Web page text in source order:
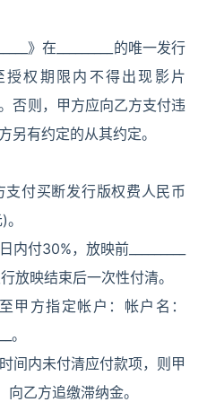
》在_________的唯一发行
权期限内不得出现影片
。否则，甲方应向乙方支付违
另有约定的从其约定。
付买断发行版权费人民币
内付30%，放映前_________
放映结束后一次性付清。
甲方指定帐户：帐户名：
。
间内未付清应付款项，则甲
乙方追缴滞纳金。